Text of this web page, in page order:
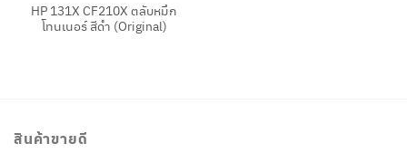
HP 131X CF210X ตลับหมึก
โทนเนอร์ สีดำ (Original)
สินค้าขายดี